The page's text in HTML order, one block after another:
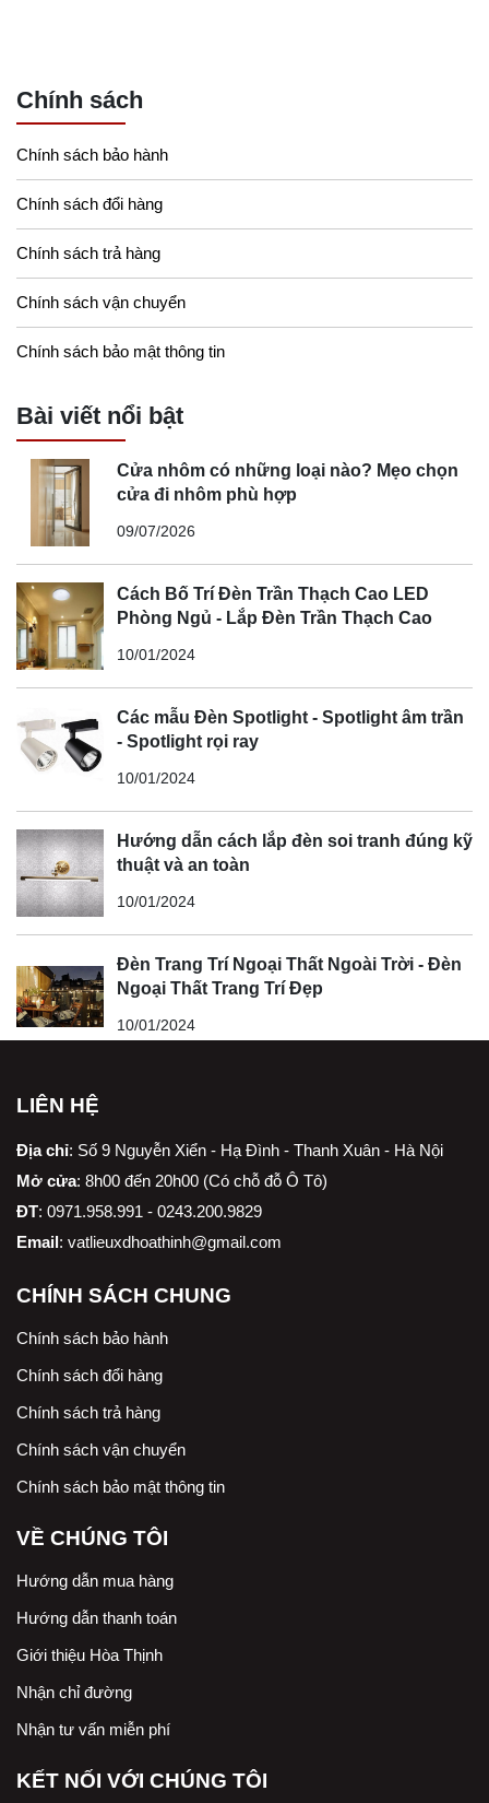
Chính sách
Chính sách bảo hành
Chính sách đổi hàng
Chính sách trả hàng
Chính sách vận chuyển
Chính sách bảo mật thông tin
Bài viết nổi bật
Cửa nhôm có những loại nào? Mẹo chọn
cửa đi nhôm phù hợp
09/07/2026
Cách Bố Trí Đèn Trần Thạch Cao LED
Phòng Ngủ - Lắp Đèn Trần Thạch Cao
10/01/2024
Các mẫu Đèn Spotlight - Spotlight âm trần
- Spotlight rọi ray
10/01/2024
Hướng dẫn cách lắp đèn soi tranh đúng kỹ
thuật và an toàn
10/01/2024
Đèn Trang Trí Ngoại Thất Ngoài Trời - Đèn
Ngoại Thất Trang Trí Đẹp
10/01/2024
LIÊN HỆ
Địa chỉ: Số 9 Nguyễn Xiển - Hạ Đình - Thanh Xuân - Hà Nội
Mở cửa: 8h00 đến 20h00 (Có chỗ đỗ Ô Tô)
ĐT: 0971.958.991 - 0243.200.9829
Email: vatlieuxdhoathinh@gmail.com
CHÍNH SÁCH CHUNG
Chính sách bảo hành
Chính sách đổi hàng
Chính sách trả hàng
Chính sách vận chuyển
Chính sách bảo mật thông tin
VỀ CHÚNG TÔI
Hướng dẫn mua hàng
Hướng dẫn thanh toán
Giới thiệu Hòa Thịnh
Nhận chỉ đường
Nhận tư vấn miễn phí
KẾT NỐI VỚI CHÚNG TÔI